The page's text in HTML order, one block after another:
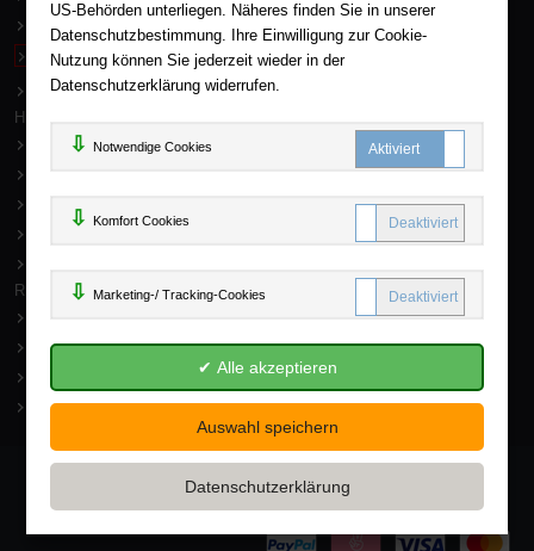
Widerruf
Datenschutz
Hilfe
FAQ - Häufige Fragen
Kontakt
Newsletter
Rund um Ihren Einkauf
Versand und Lieferung
Batterienhinweis
Powered by Inooga
US-Behörden unterliegen. Näheres finden Sie in unserer
Datenschutzbestimmung. Ihre Einwilligung zur Cookie-
Nutzung können Sie jederzeit wieder in der
Datenschutzerklärung widerrufen.
Notwendige Cookies
Komfort Cookies
Marketing-/ Tracking-Cookies